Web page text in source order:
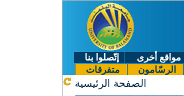
مواقع أخرى
إتّصلوا بنا
الرسّامون متفرقات
الصفحة الرئيسية